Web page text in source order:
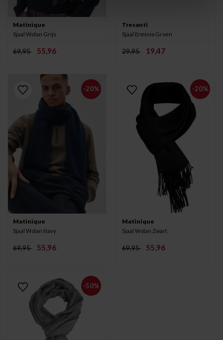
Matinique
Sjaal Wolan Grijs
69,95 55,96
Tresanti
Sjaal Erminio Groen
29,95 19,47
-20%
Matinique
Sjaal Wolan Navy
69,95 55,96
-20%
Matinique
Sjaal Wolan Zwart
69,95 55,96
-50%